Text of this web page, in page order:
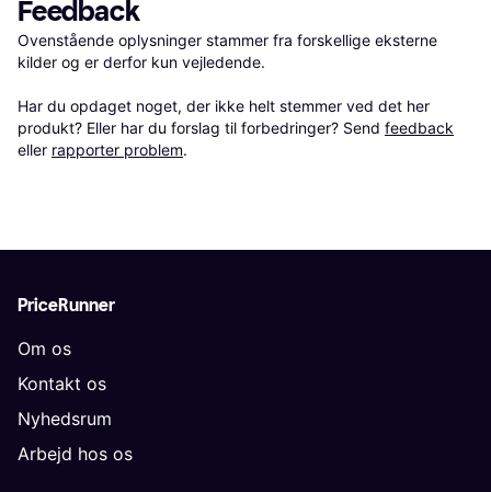
Feedback
Ovenstående oplysninger stammer fra forskellige eksterne
kilder og er derfor kun vejledende.
Har du opdaget noget, der ikke helt stemmer ved det her
produkt? Eller har du forslag til forbedringer? Send feedback
eller rapporter problem.
PriceRunner
Om os
Kontakt os
Nyhedsrum
Arbejd hos os